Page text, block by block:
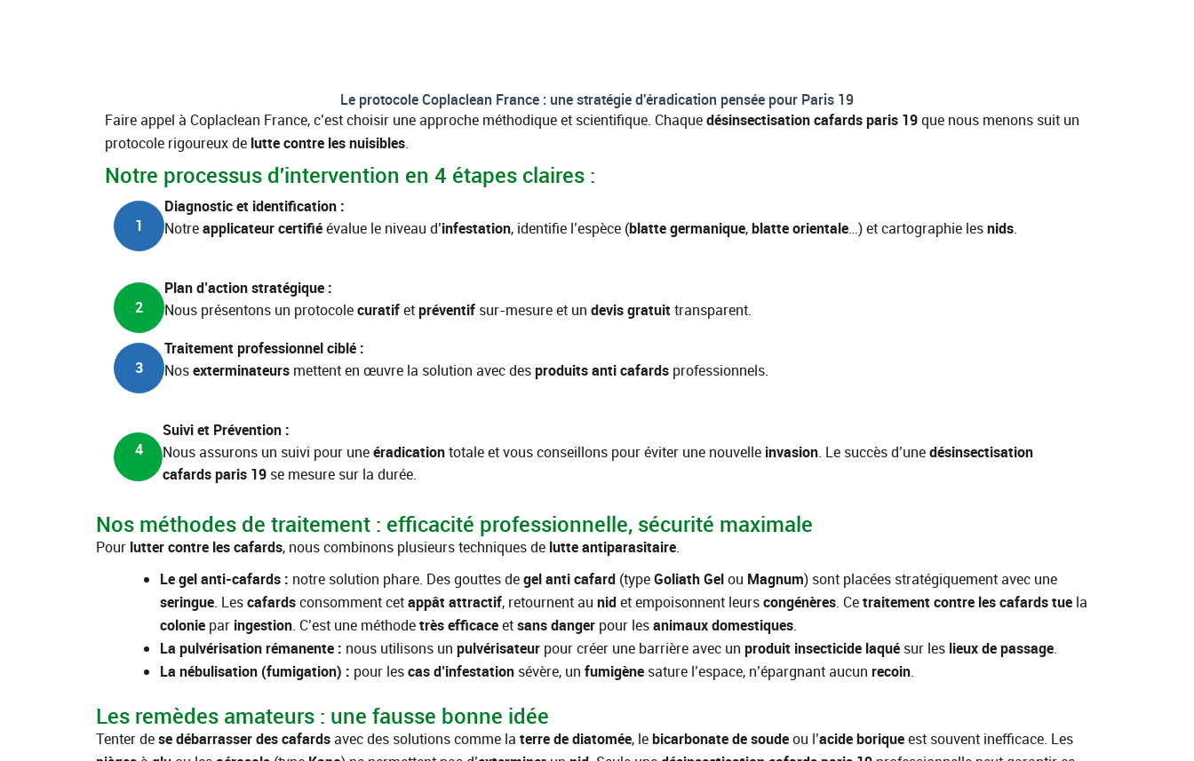
Le protocole Coplaclean France : une stratégie d'éradication pensée pour Paris 19
Faire appel à Coplaclean France, c’est choisir une approche méthodique et scientifique. Chaquedésinsectisation cafards paris 19que nous menons suit un
protocole rigoureux de lutte contre les nuisibles.
Notre processus d'intervention en 4 étapes claires :
1
Diagnostic et identification :
Notreapplicateur certifiéévalue le niveau d’infestation, identifie l’espèce (blatte germanique,blatte orientale…) et cartographie lesnids.
2
Plan d’action stratégique :
Nous présentons un protocolecuratifetpréventifsur-mesure et un devis gratuit transparent.
3
Traitement professionnel ciblé :
Nosexterminateursmettent en œuvre la solution avec desproduits anti cafardsprofessionnels.
4
Suivi et Prévention :
Nous assurons un suivi pour uneéradicationtotale et vous conseillons pour éviter une nouvelle invasion. Le succès d’unedésinsectisation
cafards paris 19se mesure sur la durée.
Nos méthodes de traitement : efficacité professionnelle, sécurité maximale
Pour lutter contre les cafards, nous combinons plusieurs techniques de lutte antiparasitaire.
Le gel anti-cafards : notre solution phare. Des gouttes degel anti cafard(typeGoliath Gelou Magnum) sont placées stratégiquement avec une
seringue. Lescafardsconsomment cetappât attractif, retournent au nidet empoisonnent leurscongénères. Cetraitement contre les cafards tuela
coloniepar ingestion. C’est une méthodetrès efficaceetsans dangerpour lesanimaux domestiques.
La pulvérisation rémanente : nous utilisons un pulvérisateurpour créer une barrière avec un produit insecticide laquésur les lieux de passage.
La nébulisation (fumigation) : pour lescas d’infestationsévère, un fumigènesature l’espace, n’épargnant aucun recoin.
Les remèdes amateurs : une fausse bonne idée
Tenter dese débarrasser des cafardsavec des solutions comme la terre de diatomée, lebicarbonate de soudeou l’acide boriqueest souvent inefficace. Les